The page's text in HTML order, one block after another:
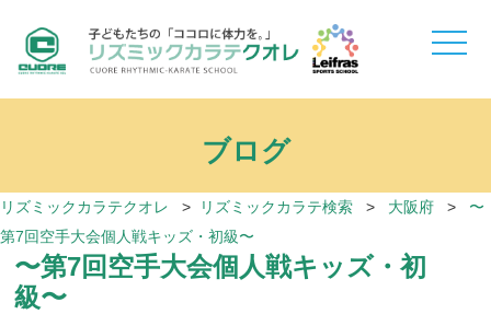
toggle
ブログ
リズミックカラテクオレ > リズミックカラテ検索 > 大阪府 >
〜
第7回空手大会個人戦キッズ・初級〜
〜第7回空手大会個人戦キッズ・初
級〜